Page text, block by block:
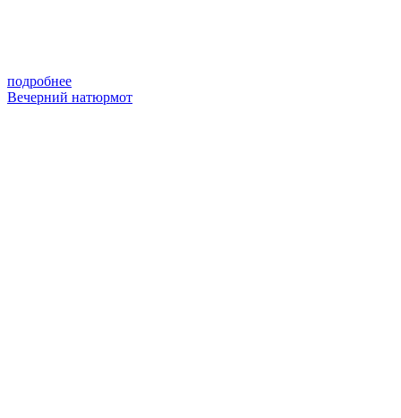
подробнее
Вечерний натюрмот